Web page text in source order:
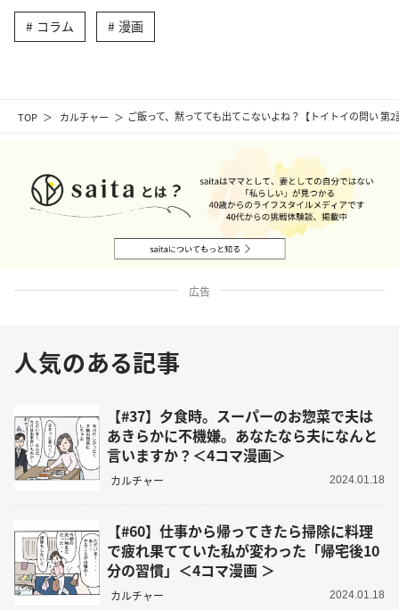
TOP カルチャー ご飯って、黙ってても出てこないよね？【トイトイの問い 第2
コラム 漫画
広告
人気のある記事
【#37】夕食時。スーパーのお惣菜で夫は
あきらかに不機嫌。あなたなら夫になんと
言いますか？＜4コマ漫画＞
カルチャー 2024.01.18
【#60】仕事から帰ってきたら掃除に料理
で疲れ果てていた私が変わった「帰宅後10
分の習慣」＜4コマ漫画 ＞
カルチャー 2024.01.18